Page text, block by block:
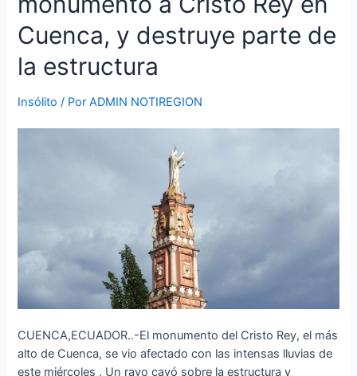
Cuenca, y destruye parte de
la estructura
Insólito / PorADMIN NOTIREGION
CUENCA,ECUADOR..-El monumento del Cristo Rey, el más
alto de Cuenca, se vio afectado con las intensas lluvias de
este miércoles . Un rayo cayó sobre la estructura y
monumento
a
Cristo
Rey
Cuenca,
estructura